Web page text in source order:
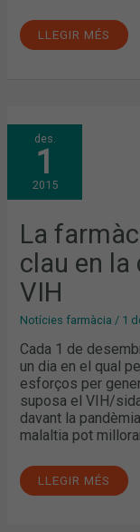
LLEGIR MÉS
des.
1
2015
La
clau en la
VIH
Notícies farmàcia / 1
Cada 1 de
un dia en el qual
esforços per
suposa el VIH/
davant la
malaltia pot
LA
FARMÀCIA
COMUNITÀRIA,
CLAU
EN
LA
PRECOÇ
DEL
VIH
LLEGIR MÉS